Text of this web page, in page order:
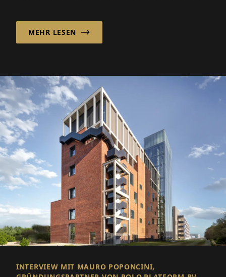
Wandel und...
MEHR LESEN
INTERVIEW MIT MAURO POPONCINI,